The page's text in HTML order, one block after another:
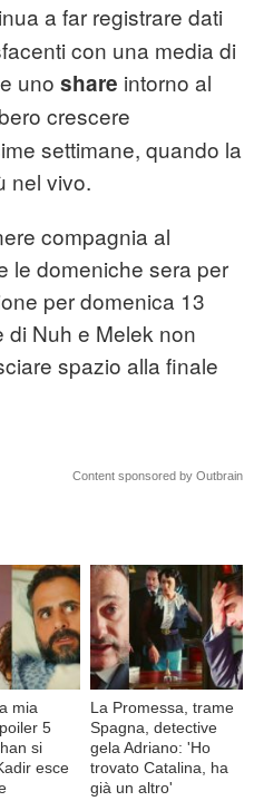
a far registrare dati
con una media di
uno share intorno al
crescere
settimane, quando la
nel vivo.
compagnia al
le domeniche sera per
per domenica 13
di Nuh e Melek non
spazio alla finale
Content sponsored by Outbrain
mia
5
si
esce
La Promessa, trame
Spagna, detective
gela Adriano: 'Ho
trovato Catalina, ha
già un altro'